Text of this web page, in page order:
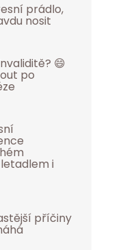
prádlo,
nosit
😄
po
i
příčiny